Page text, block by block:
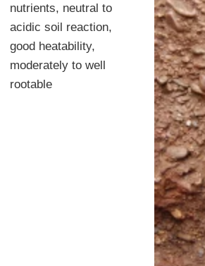
nutrients, neutral to
acidic soil reaction,
good heatability,
moderately to well
rootable